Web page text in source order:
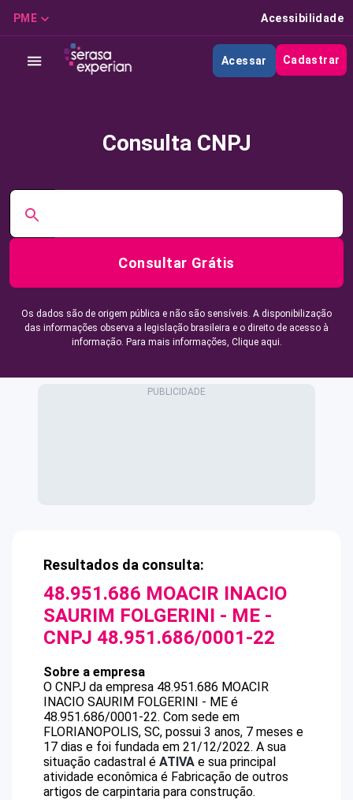
PME Acessibilidade
Acessar Cadastrar
Consulta CNPJ
Consultar Grátis
Os dados são de origem pública e não são sensíveis. A disponibilização
das informações observa a legislação brasileira e o direito de acesso à
informação. Para mais informações, Clique aqui.
Resultados da consulta:
48.951.686 MOACIR INACIO
SAURIM FOLGERINI - ME -
CNPJ 48.951.686/0001-22
Sobre a empresa
O CNPJ da empresa 48.951.686 MOACIR
INACIO SAURIM FOLGERINI - ME é
48.951.686/0001-22. Com sede em
FLORIANOPOLIS, SC, possui 3 anos, 7 meses e
17 dias e foi fundada em 21/12/2022. A sua
situação cadastral é ATIVA e sua principal
atividade econômica é Fabricação de outros
artigos de carpintaria para construção.